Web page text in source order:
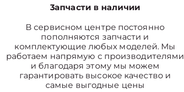
3апчасти в наличии
В сервисном центре постоянно
пополняются запчасти и
комплектующие любых моделей. Мы
работаем напрямую с производителями
и благодаря этому мы можем
гарантировать высокое качество и
самые выгодные цены